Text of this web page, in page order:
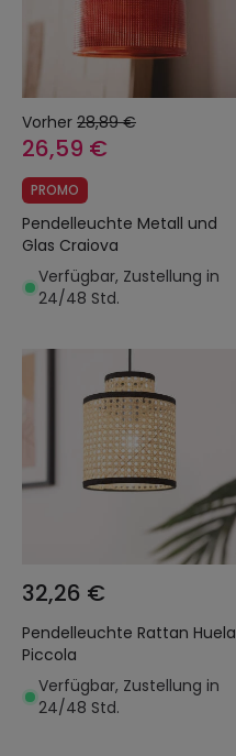
Vorher 28,89 €
26,59 €
PROMO
Pendelleuchte Metall und
Glas Craiova
Verfügbar, Zustellung in
24/48 Std.
32,26 €
Pendelleuchte Rattan Huela
Piccola
Verfügbar, Zustellung in
24/48 Std.